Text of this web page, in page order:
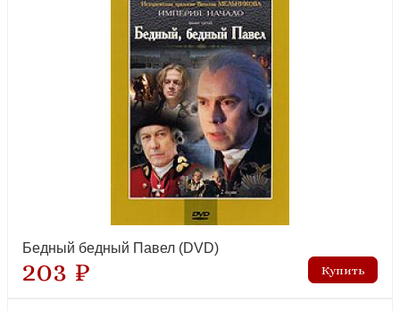
Бедный бедный Павел (DVD)
203 ₽